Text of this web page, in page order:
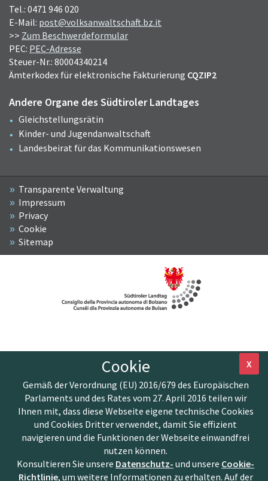
Tel.: 0471 946 020
E-Mail: post@volksanwaltschaft.bz.it
>> Zum Beschwerdeformular
PEC: PEC-Adresse
Steuer-Nr.: 80004340214
Ämterkodex für elektronische Fakturierung CQZIP2
Andere Organe des Südtiroler Landtages
Gleichstellungsrätin
Kinder- und Jugendanwaltschaft
Landesbeirat für das Kommunikationswesen
Transparente Verwaltung
Impressum
Privacy
Cookie
Sitemap
X
Cookie
Gemäß der Verordnung (EU) 2016/679 des Europäischen
Parlaments und des Rates vom 27. April 2016 teilen wir
Ihnen mit, dass diese Webseite eigene technische Cookies
und Cookies Dritter verwendet, damit Sie effizient
navigieren und die Funktionen der Webseite einwandfrei
nutzen können.
Konsultieren Sie unsere Datenschutz- und unsere Cookie-
Richtlinie, um weitere Informationen zu erhalten. Auf der